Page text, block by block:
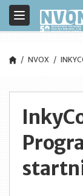
Toggle
navigation
NVOX